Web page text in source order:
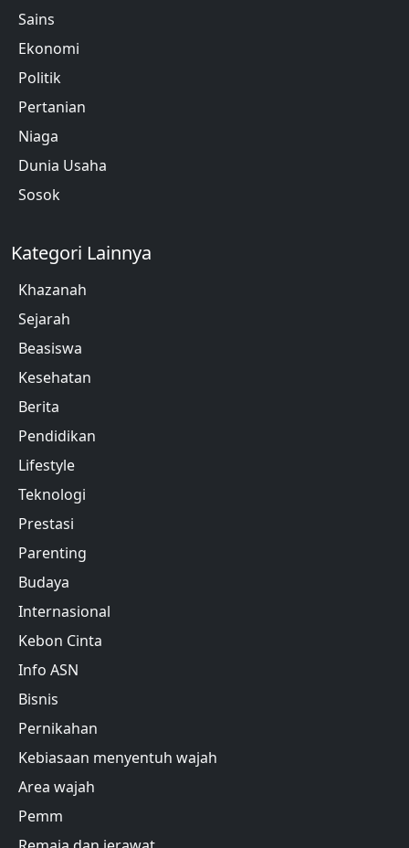
Sains
Ekonomi
Politik
Pertanian
Niaga
Dunia Usaha
Sosok
Kategori Lainnya
Khazanah
Sejarah
Beasiswa
Kesehatan
Berita
Pendidikan
Lifestyle
Teknologi
Prestasi
Parenting
Budaya
Internasional
Kebon Cinta
Info ASN
Bisnis
Pernikahan
Kebiasaan menyentuh wajah
Area wajah
Pemm